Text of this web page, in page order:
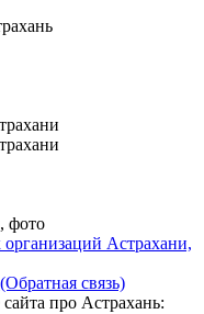
Астрахани,
связь)
про Астрахань: